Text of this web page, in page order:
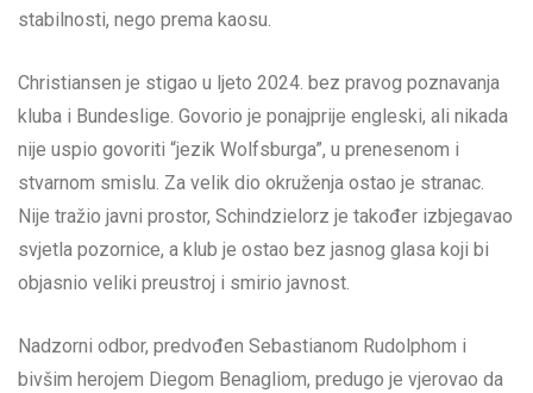
stabilnosti, nego prema kaosu.
Christiansen je stigao u ljeto 2024. bez pravog poznavanja
kluba i Bundeslige. Govorio je ponajprije engleski, ali nikada
nije uspio govoriti “jezik Wolfsburga”, u prenesenom i
stvarnom smislu. Za velik dio okruženja ostao je stranac.
Nije tražio javni prostor, Schindzielorz je također izbjegavao
svjetla pozornice, a klub je ostao bez jasnog glasa koji bi
objasnio veliki preustroj i smirio javnost.
Nadzorni odbor, predvođen Sebastianom Rudolphom i
bivšim herojem Diegom Benagliom, predugo je vjerovao da